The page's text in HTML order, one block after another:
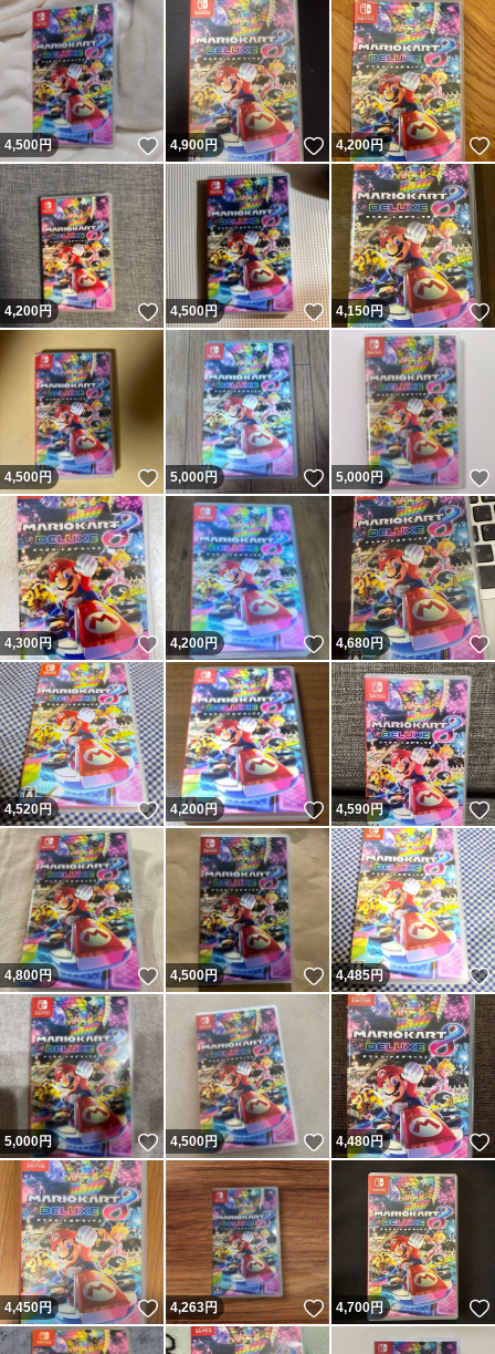
4,500円 いいね！
4,900円 いいね！
4,200円
4,200円 いいね！
4,500円 いいね！
4,150円
4,500円 いいね！
5,000円 いいね！
5,000円
4,300円 いいね！
4,200円 いいね！
4,680円
4,520円 いいね！
4,200円 いいね！
4,590円
4,800円 いいね！
4,500円 いいね！
4,485円
5,000円 いいね！
4,500円 いいね！
4,480円
4,450円 いいね！
4,263円 いいね！
4,700円